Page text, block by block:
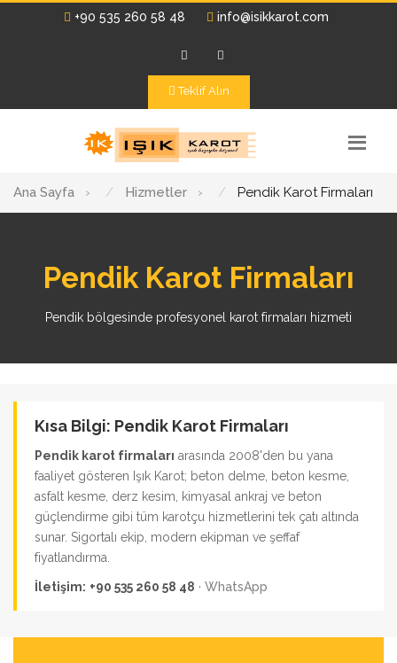
+90 535 260 58 48 info@isikkarot.com
Teklif Alın
Ana Sayfa › Hizmetler › Pendik Karot Firmaları
Pendik Karot Firmaları
Pendik bölgesinde profesyonel karot firmaları hizmeti
Kısa Bilgi: Pendik Karot Firmaları
Pendik karot firmaları arasında 2008'den bu yana
faaliyet gösteren Işık Karot; beton delme, beton kesme,
asfalt kesme, derz kesim, kimyasal ankraj ve beton
güçlendirme gibi tüm karotçu hizmetlerini tek çatı altında
sunar. Sigortalı ekip, modern ekipman ve şeffaf
fiyatlandırma.
İletişim: +90 535 260 58 48 · WhatsApp